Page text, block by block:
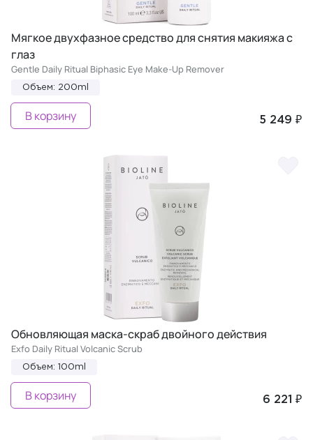
Мягкое двухфазное средство для снятия макияжа с
глаз
Gentle Daily Ritual Biphasic Eye Make-Up Remover
Объем: 200ml
5 249 ₽
В корзину
Обновляющая маска-скраб двойного действия
Exfo Daily Ritual Volcanic Scrub
Объем: 100ml
6 221 ₽
В корзину